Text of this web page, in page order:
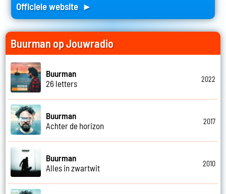
Officiele website ►
Buurman op Jouwradio
Buurman
26 letters
2022
Buurman
Achter de horizon
2017
Buurman
Alles in zwartwit
2010